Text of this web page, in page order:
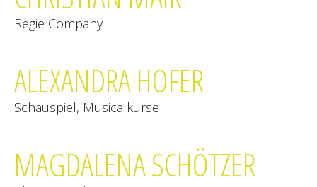
Regie Company
ALEXANDRA HOFER
Schauspiel, Musicalkurse
MAGDALENA SCHÖTZER